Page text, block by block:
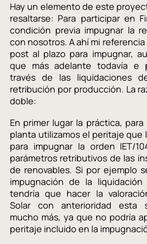
Hay un elemento de este
resaltarse: Para participar en
condición previa impugnar la
con nosotros. A ahí mi
post al plazo para impugnar,
que más adelante todavía e
través de las liquidaciones
retribución por producción. La
doble:
En primer lugar la práctica, para
planta utilizamos el peritaje que
para impugnar la orden IET/
parámetros retributivos de las
de renovables. Si por ejemplo
impugnación de la
tendría que hacer la
Solar con anterioridad esta
mucho más, ya que no podría
peritaje incluido en la